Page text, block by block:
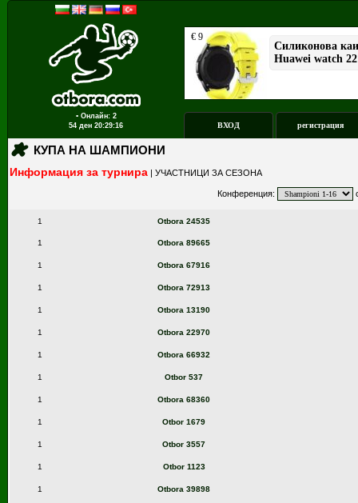
▪ Онлайн: 2
54 ден 20:29:16 ВХОД регистрация
КУПА НА ШАМПИОНИ
Информация за турнира | УЧАСТНИЦИ ЗА СЕЗОНА
Конференция:
1 Otbora 24535
1 Otbora 89665
1 Otbora 67916
1 Otbora 72913
1 Otbora 13190
1 Otbora 22970
1 Otbora 66932
1 Otbor 537
1 Otbora 68360
1 Otbor 1679
1 Otbor 3557
1 Otbor 1123
1 Otbora 39898